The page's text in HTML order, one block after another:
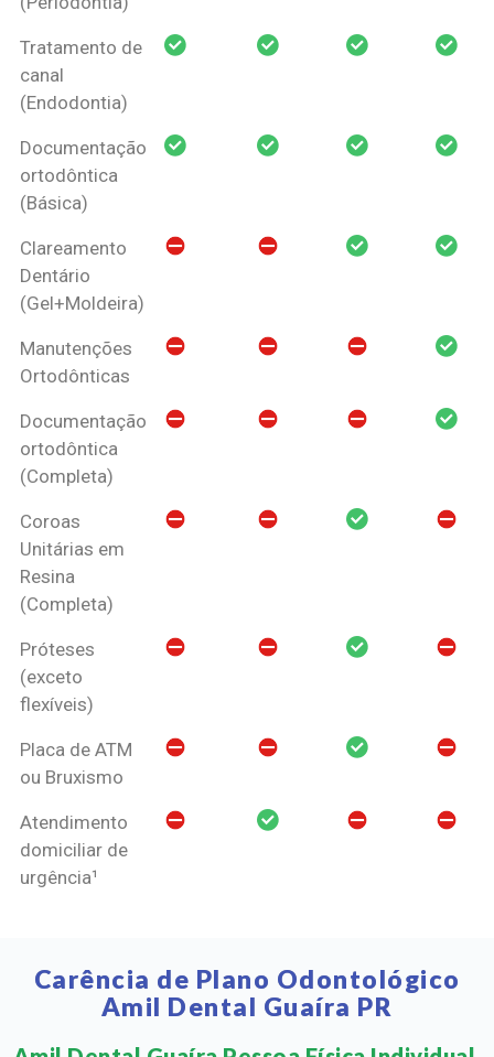
Tratamento de
canal
(Endodontia)
Documentação
ortodôntica
(Básica)
Clareamento
Dentário
(Gel+Moldeira)
Manutenções
Ortodônticas
Documentação
ortodôntica
(Completa)
Coroas
Unitárias em
Resina
(Completa)
Próteses
(exceto
flexíveis)
Placa de ATM
ou Bruxismo
Atendimento
domiciliar de
urgência¹
Carência de Plano Odontológico
Amil Dental Guaíra PR